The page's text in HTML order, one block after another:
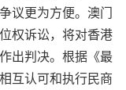
议更为方便。澳门
权诉讼，将对香港
出判决。根据《最
互认可和执行民商